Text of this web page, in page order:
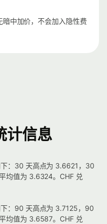
中加价，不会加入隐性费
计信息
：30 天高点为 3.6621，30
均值为 3.6324。CHF 兑
：90 天高点为 3.7125，90
均值为 3.6587。CHF 兑